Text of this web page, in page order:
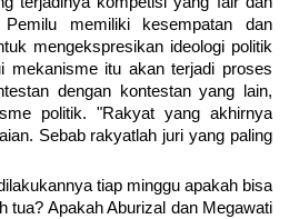
Pemilu memiliki kesempatan dan
mengekspresikan ideologi politik
mekanisme itu akan terjadi proses
dengan kontestan yang lain,
politik. "Rakyat yang akhirnya
Sebab rakyatlah juri yang paling
tiap minggu apakah bisa
tua? Apakah Aburizal dan Megawati